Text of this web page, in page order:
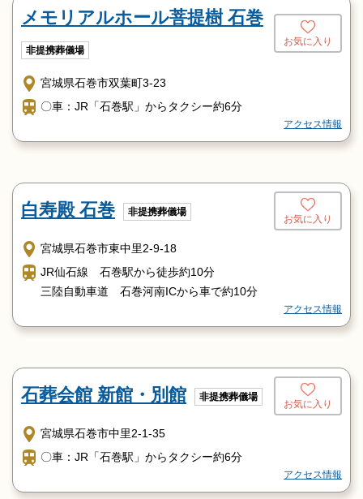
メモリアルホール菩提樹 石巻
非提携葬儀場
お気に入り
宮城県石巻市双葉町3-23
〇車：JR「石巻駅」からタクシー約6分
アクセス情報
白寿殿 石巻 非提携葬儀場
お気に入り
宮城県石巻市東中里2-9-18
JR仙石線 石巻駅から徒歩約10分
三陸自動車道 石巻河南ICから車で約10分
アクセス情報
石葬会館 新館・別館 非提携葬儀場
お気に入り
宮城県石巻市中里2-1-35
〇車：JR「石巻駅」からタクシー約6分
アクセス情報